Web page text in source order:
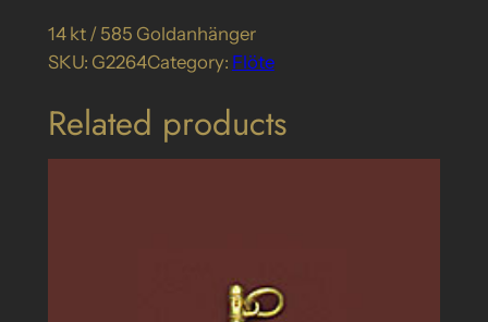
14 kt / 585 Goldanhänger
SKU: G2264Category: Flöte
Related products